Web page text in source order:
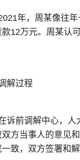
年，周某像往
款12万元。周某认
解过程
诉前调解中心，人
双方当事人的意见
致，双方签署和